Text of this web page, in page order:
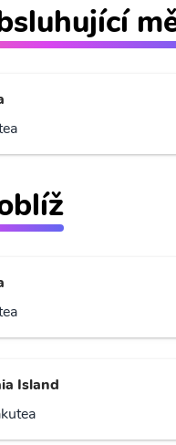
Island